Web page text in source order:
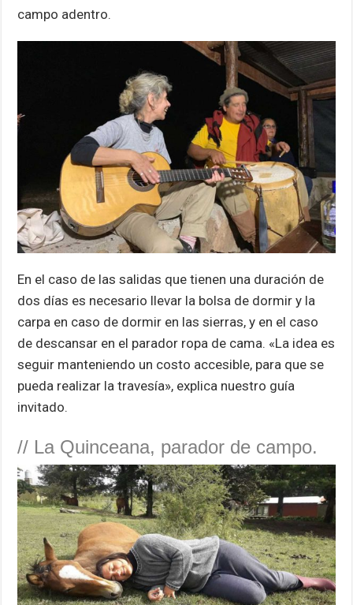
campo adentro.
En el caso de las salidas que tienen una duración de
dos días es necesario llevar la bolsa de dormir y la
carpa en caso de dormir en las sierras, y en el caso
de descansar en el parador ropa de cama. «La idea es
seguir manteniendo un costo accesible, para que se
pueda realizar la travesía», explica nuestro guía
invitado.
// La Quinceana, parador de campo.